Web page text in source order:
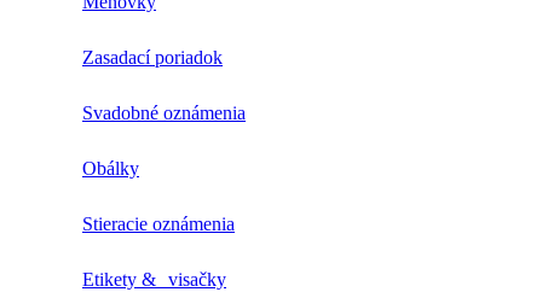
Zasadací poriadok
Svadobné oznámenia
Obálky
Stieracie oznámenia
Etikety & visačky